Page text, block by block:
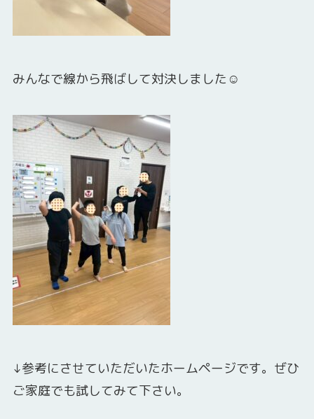
みんなで線から飛ばして対決しました☺
↓参考にさせていただいたホームページです。ぜひ
ご家庭でも試してみて下さい。